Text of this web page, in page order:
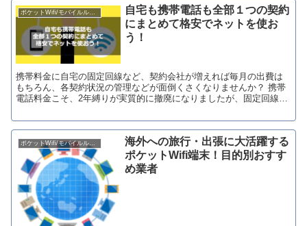
ポケットWifi/モバイルルーター
自宅も携帯電話も全部１つの契約
にまとめて格安でネットを使お
う！
携帯料金に自宅の固定回線など、契約会社が増えれば毎月の出費は
もちろん、各契約状況の管理などが面倒くさくなりませんか？ 携帯
電話料金こそ、2年縛りが実質的に撤廃になりましたが、固定回線や
ポケットWifi/モバイルルーター
海外への旅行・出張に大活躍する
ポケットWifi端末！目的別おすす
め業者